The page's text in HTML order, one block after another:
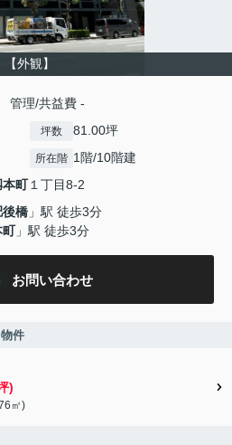
【外観】
管理/共益費 -
坪数 81.00坪
所在階 1階/10階建
本町１丁目8-2
後橋 」駅 徒歩3分
町」駅 徒歩3分
お問い合わせ
件
)
㎡)